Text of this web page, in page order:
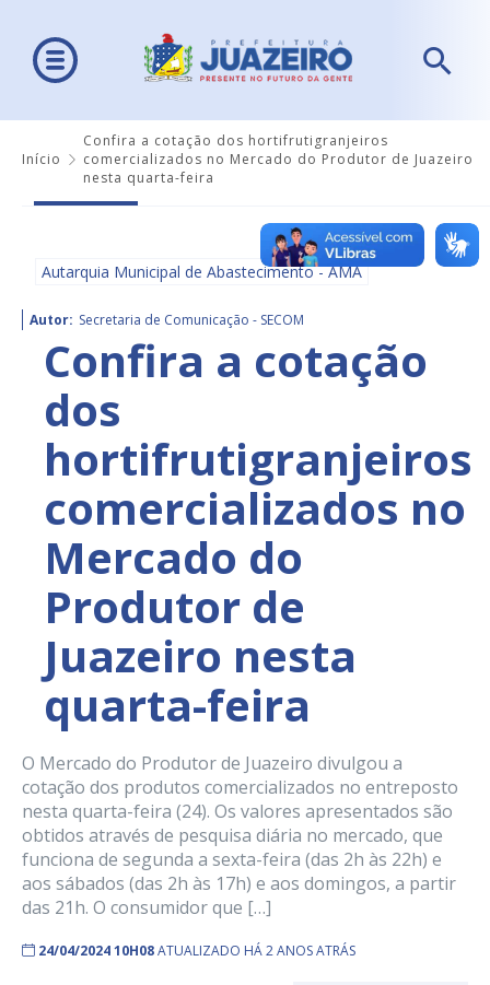
Início
Confira a cotação dos hortifrutigranjeiros
comercializados no Mercado do Produtor de Juazeiro
nesta quarta-feira
Autarquia Municipal de Abastecimento - AMA
Autor: Secretaria de Comunicação - SECOM
Confira a cotação
dos
hortifrutigranjeiros
comercializados no
Mercado do
Produtor de
Juazeiro nesta
quarta-feira
O Mercado do Produtor de Juazeiro divulgou a
cotação dos produtos comercializados no entreposto
nesta quarta-feira (24). Os valores apresentados são
obtidos através de pesquisa diária no mercado, que
funciona de segunda a sexta-feira (das 2h às 22h) e
aos sábados (das 2h às 17h) e aos domingos, a partir
das 21h. O consumidor que […]
24/04/2024 10H08ATUALIZADO HÁ 2 ANOS ATRÁS